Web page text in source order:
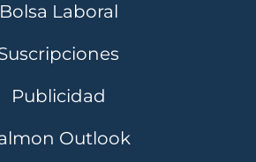
Bolsa Laboral
Publicidad
Outlook